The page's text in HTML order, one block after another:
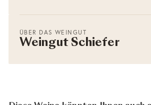
ÜBER DAS WEINGUT
Weingut Schiefer